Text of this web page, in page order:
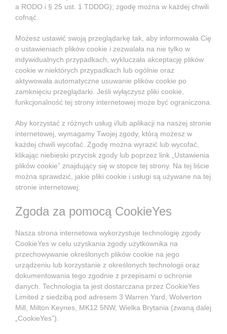
a RODO i § 25 ust. 1 TDDDG); zgodę można w każdej chwili
cofnąć.
Możesz ustawić swoją przeglądarkę tak, aby informowała Cię
o ustawieniach plików cookie i zezwalała na nie tylko w
indywidualnych przypadkach, wykluczała akceptację plików
cookie w niektórych przypadkach lub ogólnie oraz
aktywowała automatyczne usuwanie plików cookie po
zamknięciu przeglądarki. Jeśli wyłączysz pliki cookie,
funkcjonalność tej strony internetowej może być ograniczona.
Aby korzystać z różnych usług i/lub aplikacji na naszej stronie
internetowej, wymagamy Twojej zgody, którą możesz w
każdej chwili wycofać. Zgodę można wyrazić lub wycofać,
klikając niebieski przycisk zgody lub poprzez link „Ustawienia
plików cookie” znajdujący się w stopce tej strony. Na tej liście
można sprawdzić, jakie pliki cookie i usługi są używane na tej
stronie internetowej:
Zgoda za pomocą CookieYes
Nasza strona internetowa wykorzystuje technologię zgody
CookieYes w celu uzyskania zgody użytkownika na
przechowywanie określonych plików cookie na jego
urządzeniu lub korzystanie z określonych technologii oraz
dokumentowania tego zgodnie z przepisami o ochronie
danych. Technologia ta jest dostarczana przez CookieYes
Limited z siedzibą pod adresem 3 Warren Yard, Wolverton
Mill, Milton Keynes, MK12 5NW, Wielka Brytania (zwaną dalej
„CookieYes”).